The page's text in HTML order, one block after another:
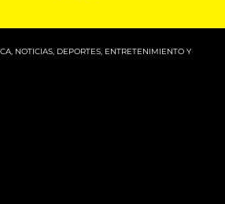
NOTICIAS, DEPORTES, ENTRETENIMIENTO Y